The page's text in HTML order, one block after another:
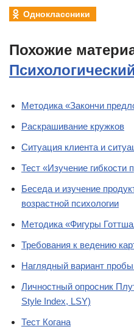
Одноклассники
Похожие
Методика «Закончи
Раскрашивание кружков
Ситуация клиента и
Тест «Изучение гибкости
Беседа и изучение
возрастной психологии
Методика «Фигуры
Требования к ведению
Наглядный вариант
Личностный опросник
Style Index, LSY)
Тест Когана